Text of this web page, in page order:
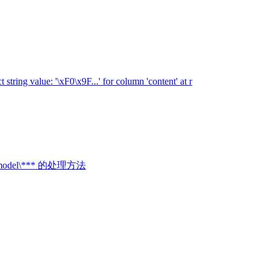
value: '\xF0\x9F...' for column 'content' at r
的处理方法